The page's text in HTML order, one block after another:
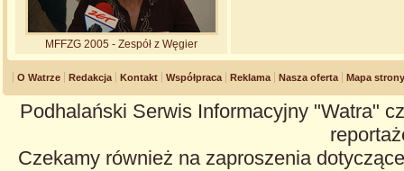
MFFZG 2005 - Zespół z Węgier
O Watrze Redakcja Kontakt Współpraca Reklama Nasza oferta Mapa strony
Podhalański Serwis Informacyjny "Watra"
Czekamy również na zaproszenia